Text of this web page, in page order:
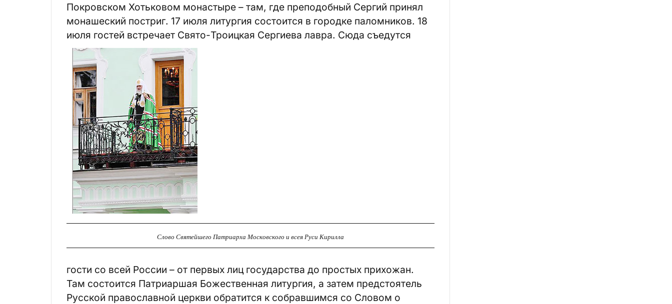
Покровском Хотьковом монастыре – там, где преподобный Сергий принял
монашеский постриг. 17 июля литургия состоится в городке паломников. 18
июля гостей встречает Свято-Троицкая Сергиева лавра. Сюда съедутся
Слово Святейшего Патриарха Московского и всея Руси Кирилла
гости со всей России – от первых лиц государства до простых прихожан.
Там состоится Патриаршая Божественная литургия, а затем предстоятель
Русской православной церкви обратится к собравшимся со Словом о